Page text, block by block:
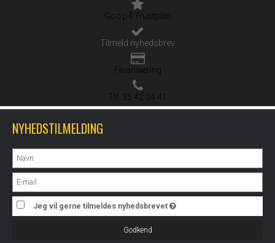
God på Trustpilot
Tilmeld nyhedsbrev
Finansiering
Tlf. 35 42 04 41
NYHEDSTILMELDING
Jeg vil gerne tilmeldes nyhedsbrevet
Godkend